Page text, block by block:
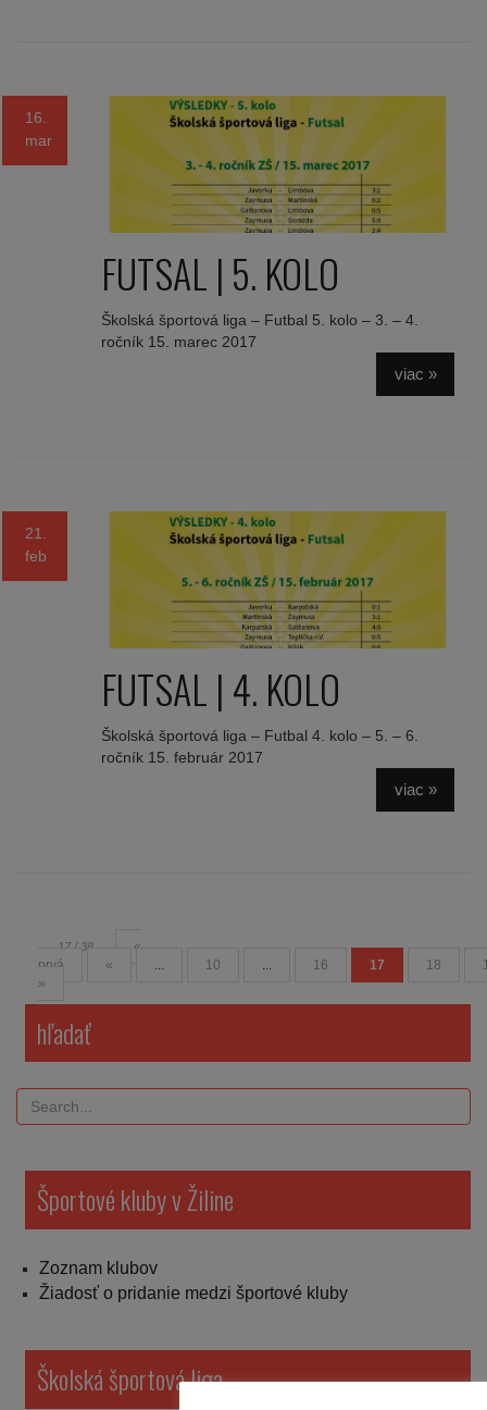
16.
mar
FUTSAL | 5. KOLO
Školská športová liga – Futbal 5. kolo – 3. – 4.
ročník 15. marec 2017
viac »
21.
feb
FUTSAL | 4. KOLO
Školská športová liga – Futbal 4. kolo – 5. – 6.
ročník 15. február 2017
viac »
17 / 38
«
prvá
« 10 16 17 18
»
hľadať
Športové kluby v Žiline
Zoznam klubov
Žiadosť o pridanie medzi športové kluby
Školská športová liga